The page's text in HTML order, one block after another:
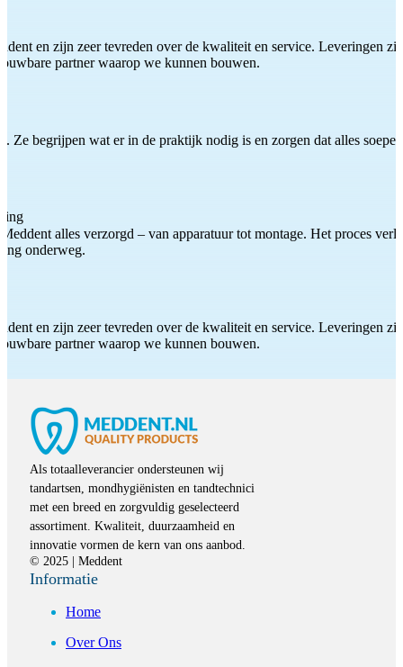
en zijn zeer tevreden over de kwaliteit en service. Leveringen
partner waarop we kunnen bouwen.
Ze begrijpen wat er in de praktijk nodig is en zorgen dat alles
alles verzorgd – van apparatuur tot montage. Het proces
onderweg.
en zijn zeer tevreden over de kwaliteit en service. Leveringen
partner waarop we kunnen bouwen.
Als totaalleverancier ondersteunen wij
tandartsen, mondhygiënisten en tandtechnici
met een breed en zorgvuldig geselecteerd
assortiment. Kwaliteit, duurzaamheid en
innovatie vormen de kern van ons aanbod.
© 2025 | Meddent
Informatie
Home
Over Ons